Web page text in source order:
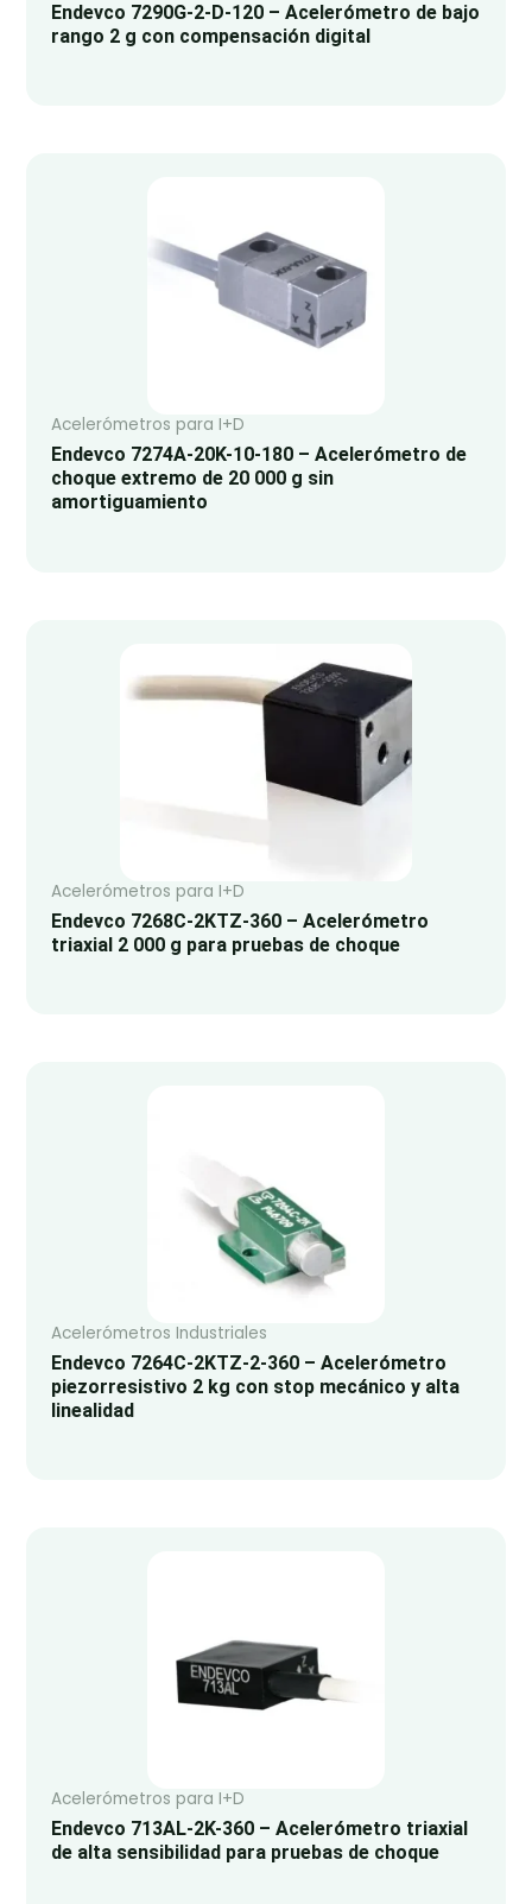
Endevco 7290G-2-D-120 – Acelerómetro de bajo
rango 2 g con compensación digital
Acelerómetros para I+D
Endevco 7274A-20K-10-180 – Acelerómetro de
choque extremo de 20 000 g sin
amortiguamiento
Acelerómetros para I+D
Endevco 7268C-2KTZ-360 – Acelerómetro
triaxial 2 000 g para pruebas de choque
Acelerómetros Industriales
Endevco 7264C-2KTZ-2-360 – Acelerómetro
piezorresistivo 2 kg con stop mecánico y alta
linealidad
Acelerómetros para I+D
Endevco 713AL-2K-360 – Acelerómetro triaxial
de alta sensibilidad para pruebas de choque